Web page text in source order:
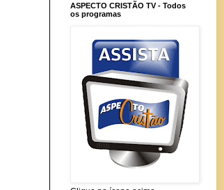
ASPECTO CRISTÃO TV - Todos
os programas